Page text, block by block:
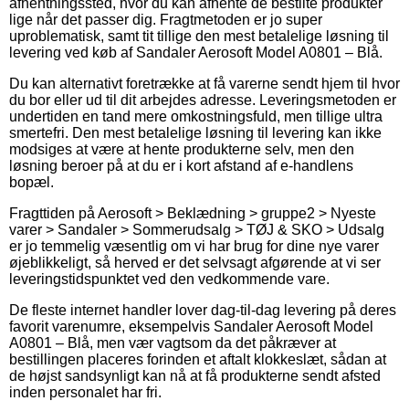
lige når det passer dig. Fragtmetoden er jo super
uproblematisk, samt tit tillige den mest betalelige løsning til
levering ved køb af Sandaler Aerosoft Model A0801 – Blå.
Du kan alternativt foretrække at få varerne sendt hjem til hvor
du bor eller ud til dit arbejdes adresse. Leveringsmetoden er
undertiden en tand mere omkostningsfuld, men tillige ultra
smertefri. Den mest betalelige løsning til levering kan ikke
modsiges at være at hente produkterne selv, men den
løsning beroer på at du er i kort afstand af e-handlens
bopæl.
Fragttiden på Aerosoft > Beklædning > gruppe2 > Nyeste
varer > Sandaler > Sommerudsalg > TØJ & SKO > Udsalg
er jo temmelig væsentlig om vi har brug for dine nye varer
øjeblikkeligt, så herved er det selvsagt afgørende at vi ser
leveringstidspunktet ved den vedkommende vare.
De fleste internet handler lover dag-til-dag levering på deres
favorit varenumre, eksempelvis Sandaler Aerosoft Model
A0801 – Blå, men vær vagtsom da det påkræver at
bestillingen placeres forinden et aftalt klokkeslæt, sådan at
de højst sandsynligt kan nå at få produkterne sendt afsted
inden personalet har fri.